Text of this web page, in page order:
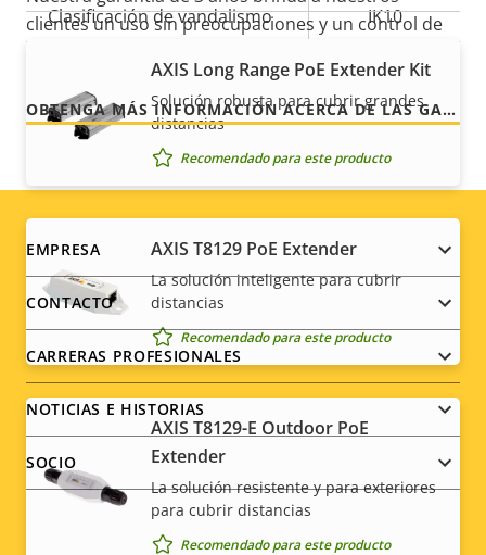
Clasificación de vandalismo IK10
Clasificación IP IP66
Sostenibilidad -
AXIS Long Range PoE Extender Kit
Solución robusta para cubrir grandes
distancias
Recomendado para este producto
AXIS T8129 PoE Extender
La solución inteligente para cubrir
distancias
Recomendado para este producto
AXIS T8129-E Outdoor PoE
Extender
La solución resistente y para exteriores
para cubrir distancias
Recomendado para este producto
clientes un uso sin preocupaciones y un control de
OBTENGA MÁS INFORMACIÓN ACERCA DE LAS GARANTÍAS DE AXIS
Footer
menu
EMPRESA
CONTACTO
CARRERAS PROFESIONALES
NOTICIAS E HISTORIAS
SOCIO